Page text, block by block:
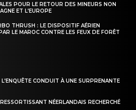
POUR LE RETOUR DES MINEURS NON
ET L’EUROPE
THRUSH : LE DISPOSITIF AÉRIEN
LE MAROC CONTRE LES FEUX DE FORÊT
CONDUIT À UNE SURPRENANTE
NÉERLANDAIS RECHERCHÉ